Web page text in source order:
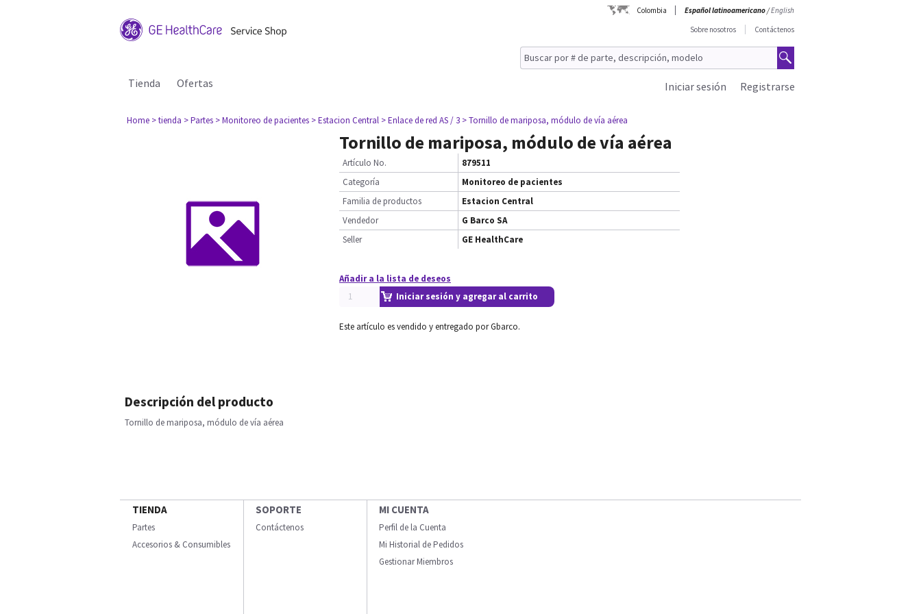
Colombia Español latinoamericano/English
Sobre nosotros
Contáctenos
Tienda Ofertas Registrarse
Iniciar sesión
Home > tienda > Partes > Monitoreo de pacientes > Estacion Central > Enlace de red AS / 3 > Tornillo de mariposa, módulo de vía aérea
Tornillo de mariposa, módulo de vía aérea
Artículo No.
879511
Categoría
Monitoreo de pacientes
Familia de productos
Estacion Central
Vendedor
G Barco SA
Seller
GE HealthCare
Añadir a la lista de deseos
Iniciar sesión y agregar al carrito
Este artículo es vendido y entregado por Gbarco.
Descripción del producto
Tornillo de mariposa, módulo de vía aérea
TIENDA
Partes
Accesorios & Consumibles
SOPORTE
Contáctenos
MI CUENTA
Perfil de la Cuenta
Mi Historial de Pedidos
Gestionar Miembros